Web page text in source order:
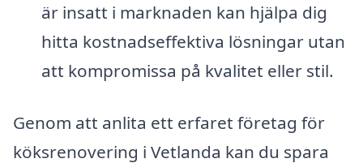
är insatt i marknaden kan hjälpa dig
hitta kostnadseffektiva lösningar utan
att kompromissa på kvalitet eller stil.
Genom att anlita ett erfaret företag för
köksrenovering i Vetlanda kan du spara